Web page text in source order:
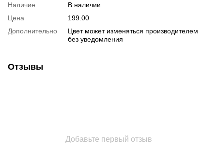
Наличие
В наличии
Цена
199.00
Дополнительно
Цвет может изменяться производителем
без уведомления
Отзывы
Добавьте первый отзыв